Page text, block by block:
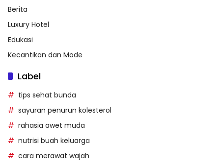
Berita
Luxury Hotel
Edukasi
Kecantikan dan Mode
Label
tips sehat bunda
sayuran penurun kolesterol
rahasia awet muda
nutrisi buah keluarga
cara merawat wajah